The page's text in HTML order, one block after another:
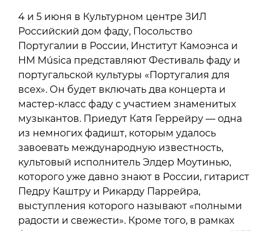
4 и 5 июня в Культурном центре ЗИЛ
Российский дом фаду, Посольство
Португалии в России, Институт Камоэнса и
HM Música представляют Фестиваль фаду и
португальской культуры «Португалия для
всех». Он будет включать два концерта и
мастер-класс фаду с участием знаменитых
музыкантов. Приедут Катя Геррейру — одна
из немногих фадишт, которым удалось
завоевать международную известность,
культовый исполнитель Элдер Моутинью,
которого уже давно знают в России, гитарист
Педру Каштру и Рикарду Паррейра,
выступления которого называют «полными
радости и свежести». Кроме того, в рамках